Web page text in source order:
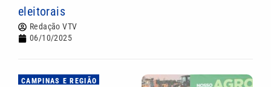
eleitorais
Redação VTV
06/10/2025
CAMPINAS E REGIÃO